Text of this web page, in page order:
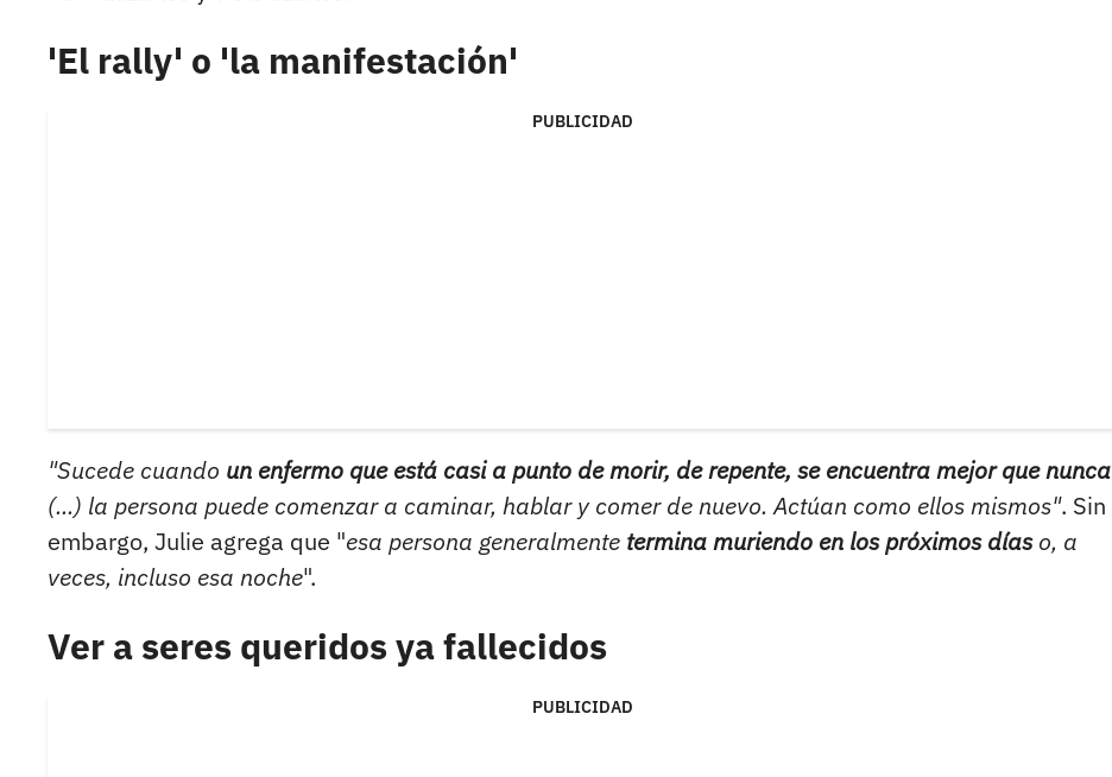
'El rally' o 'la manifestación'
PUBLICIDAD
"Sucede cuando un enfermo que está casi a punto de morir, de repente, se encuentra mejor que nunca
(...) la persona puede comenzar a caminar, hablar y comer de nuevo. Actúan como ellos mismos". Sin
embargo, Julie agrega que "esa persona generalmente termina muriendo en los próximos díaso, a
veces, incluso esa noche".
Ver a seres queridos ya fallecidos
PUBLICIDAD